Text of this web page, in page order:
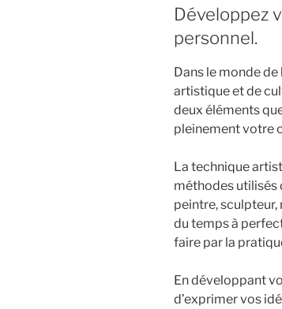
Développez
personnel.
Dans le monde
artistique et de
deux éléments
pleinement votre
La technique
méthodes utilisés
peintre,
du temps à
faire par la
En développant
d’exprimer vos